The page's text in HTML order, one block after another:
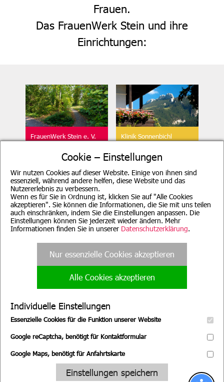
Frauen.
Das FrauenWerk Stein und ihre
Einrichtungen:
FrauenWerk Stein e. V.
Klinik Sonnenbichl
Beratung für Mutter, Mutter-
Kind, Vater, Vater-Kind und
pflegende Angehörige
Evang. Familien-
Bildungsstätte, München
Bildungsstätte, Nürnberg
Wir suchen Sie!
Zu unseren
Cookie – Einstellungen
Wir nutzen Cookies auf dieser Website. Einige von ihnen sind
essenziell, während andere helfen, diese Website und das
Nutzererlebnis zu verbessern.
Wenn es für Sie in Ordnung ist, klicken Sie auf "Alle Cookies
akzeptieren". Sie können die Informationen, die Sie mit uns teilen
auch einschränken, indem Sie die Einstellungen anpassen. Die
Einstellungen können Sie jederzeit wieder ändern. Mehr
Informationen finden Sie in unserer Datenschutzerklärung.
Nur essenzielle Cookies akzeptieren
Alle Cookies akzeptieren
Individuelle Einstellungen
Essenzielle Cookies für die Funktion unserer Website
Google reCaptcha, benötigt für Kontaktformular
Google Maps, benötigt für Anfahrtskarte
Einstellungen speichern